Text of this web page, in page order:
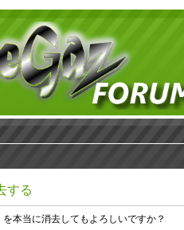
する
本当に消去してもよろしいですか？